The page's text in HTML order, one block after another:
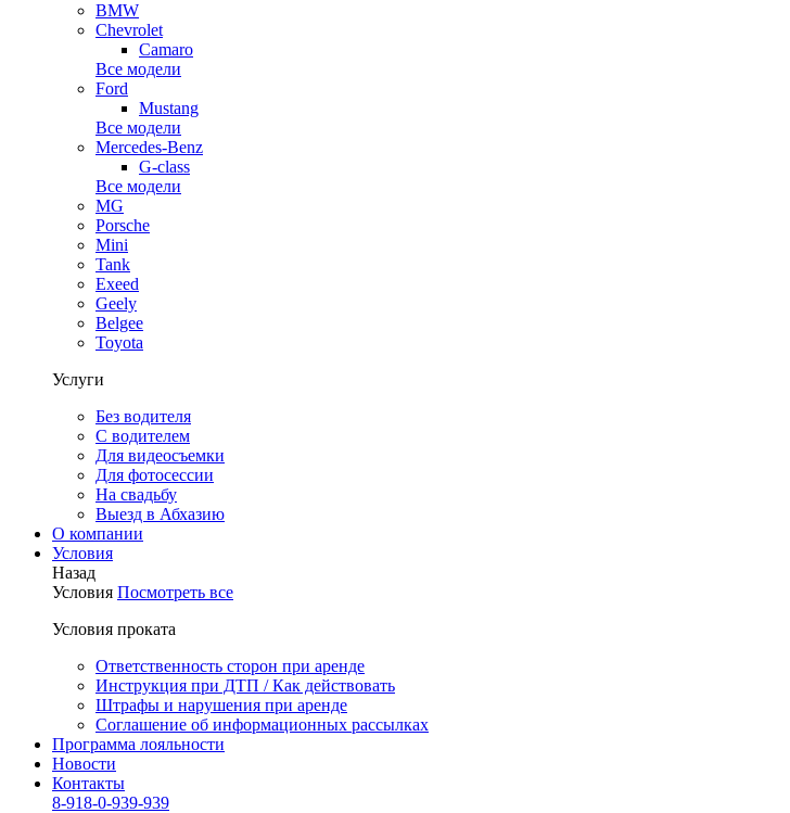
BMW
Chevrolet
Camaro
Все модели
Ford
Mustang
Все модели
Mercedes-Benz
G-class
Все модели
MG
Porsche
Mini
Tank
Exeed
Geely
Belgee
Toyota
Услуги
Без водителя
С водителем
Для видеосъемки
Для фотосессии
На свадьбу
Выезд в Абхазию
О компании
Условия
Назад
Условия Посмотреть все
Условия проката
Ответственность сторон при аренде
Инструкция при ДТП / Как действовать
Штрафы и нарушения при аренде
Соглашение об информационных рассылках
Программа лояльности
Новости
Контакты
8-918-0-939-939